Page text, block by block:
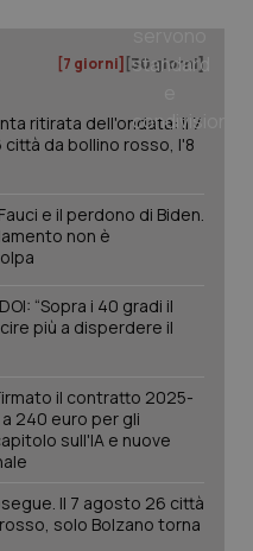
[7 giorni] [30 giorni]
ritirata dell'ondata: il 7
da bollino rosso, l'8
e il perdono di Biden.
non è
“Sopra i 40 gradi il
più a disperdere il
il contratto 2025-
240 euro per gli
sull'IA e nuove
Il 7 agosto 26 città
solo Bolzano torna
Google LLC
.quotidianosanita.it